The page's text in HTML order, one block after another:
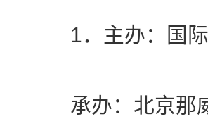
1．主办：国际
承办：北京那